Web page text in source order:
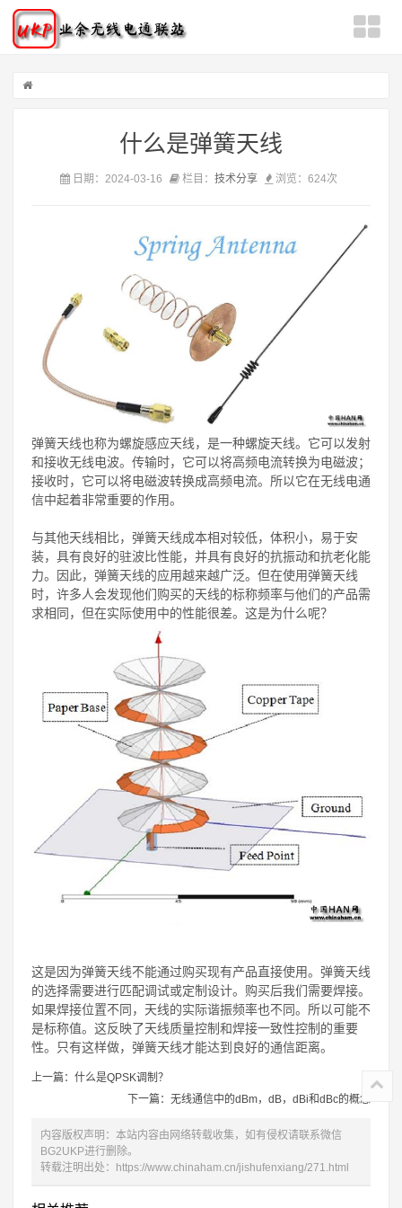
什么是弹簧天线
日期：2024-03-16 栏目： 技术分享 浏览： 624次
弹簧天线也称为螺旋感应天线，是一种螺旋天线。它可以发射
和接收无线电波。传输时，它可以将高频电流转换为电磁波；
接收时，它可以将电磁波转换成高频电流。所以它在无线电通
信中起着非常重要的作用。
与其他天线相比，弹簧天线成本相对较低，体积小，易于安
装，具有良好的驻波比性能，并具有良好的抗振动和抗老化能
力。因此，弹簧天线的应用越来越广泛。但在使用弹簧天线
时，许多人会发现他们购买的天线的标称频率与他们的产品需
求相同，但在实际使用中的性能很差。这是为什么呢？
这是因为弹簧天线不能通过购买现有产品直接使用。弹簧天线
的选择需要进行匹配调试或定制设计。购买后我们需要焊接。
如果焊接位置不同，天线的实际谐振频率也不同。所以可能不
是标称值。这反映了天线质量控制和焊接一致性控制的重要
性。只有这样做，弹簧天线才能达到良好的通信距离。
上一篇：什么是QPSK调制？
下一篇：无线通信中的dBm，dB，dBi和dBc的概念
内容版权声明：本站内容由网络转载收集，如有侵权请联系微信
BG2UKP进行删除。
转载注明出处： https://www.chinaham.cn/jishufenxiang/271.html